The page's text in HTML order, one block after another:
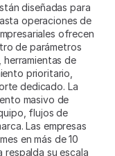
diseñadas para
operaciones de
ofrecen
de parámetros
herramientas de
prioritario,
dedicado. La
masivo de
flujos de
Las empresas
en más de 10
respalda su escala